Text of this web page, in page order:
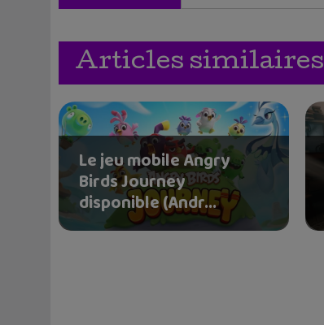
Articles similaires
Le jeu mobile Angry
Birds Journey
disponible (Andr...